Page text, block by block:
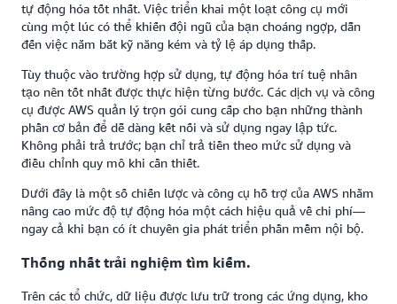
tự động hóa tốt nhất. Việc triển khai một loạt công cụ mới
cùng một lúc có thể khiến đội ngũ của bạn choáng ngợp, dẫn
đến việc nắm bắt kỹ năng kém và tỷ lệ áp dụng thấp.
Tùy thuộc vào trường hợp sử dụng, tự động hóa trí tuệ nhân
tạo nên tốt nhất được thực hiện từng bước. Các dịch vụ và công
cụ được AWS quản lý trọn gói cung cấp cho bạn những thành
phần cơ bản để dễ dàng kết nối và sử dụng ngay lập tức.
Không phải trả trước; bạn chỉ trả tiền theo mức sử dụng và
điều chỉnh quy mô khi cần thiết.
Dưới đây là một số chiến lược và công cụ hỗ trợ của AWS nhằm
nâng cao mức độ tự động hóa một cách hiệu quả về chi phí—
ngay cả khi bạn có ít chuyên gia phát triển phần mềm nội bộ.
Thống nhất trải nghiệm tìm kiếm.
Trên các tổ chức, dữ liệu được lưu trữ trong các ứng dụng, kho